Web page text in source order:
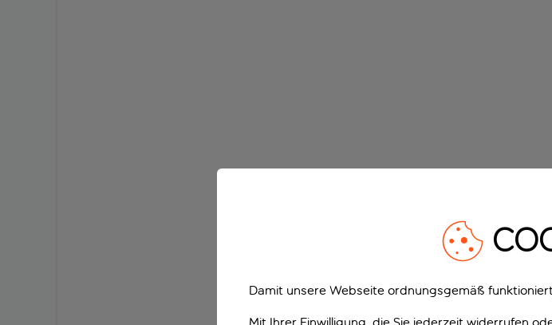
Damit unsere Webseite ordnungsgemäß
Mit Ihrer Einwilligung, die Sie jederzeit widerrufen